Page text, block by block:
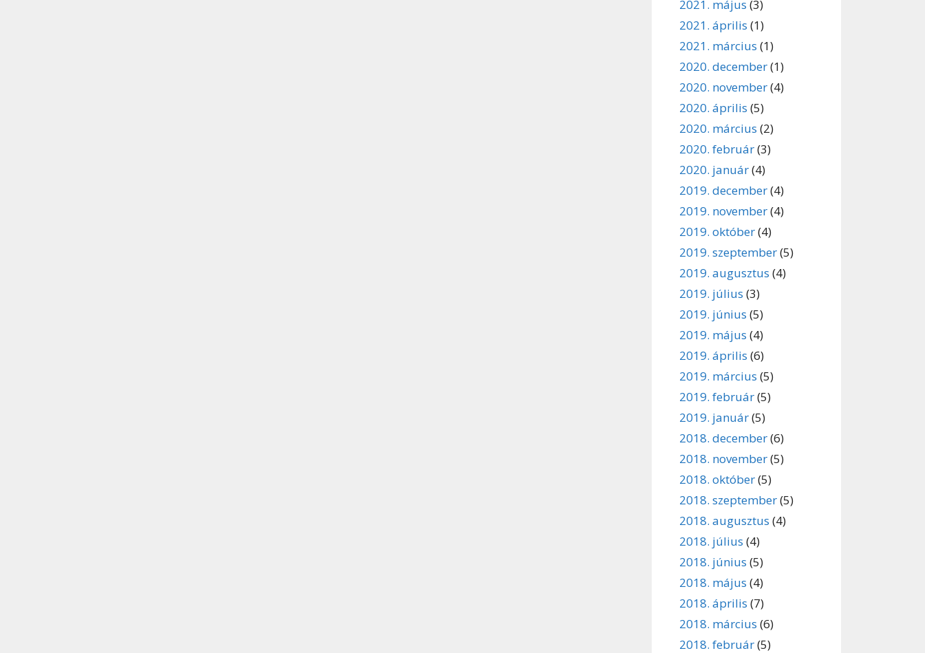
2021. május (3)
2021. április (1)
2021. március (1)
2020. december(1)
2020. november(4)
2020. április (5)
2020. március (2)
2020. február(3)
2020. január(4)
2019. december(4)
2019. november(4)
2019. október(4)
2019. szeptember(5)
2019. augusztus (4)
2019. július (3)
2019. június (5)
2019. május (4)
2019. április (6)
2019. március (5)
2019. február(5)
2019. január(5)
2018. december(6)
2018. november(5)
2018. október(5)
2018. szeptember(5)
2018. augusztus (4)
2018. július (4)
2018. június (5)
2018. május (4)
2018. április (7)
2018. március (6)
2018. február(5)